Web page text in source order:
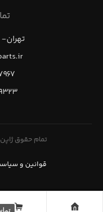
تهران-
تمام حقوق
قوانین و
تماس با